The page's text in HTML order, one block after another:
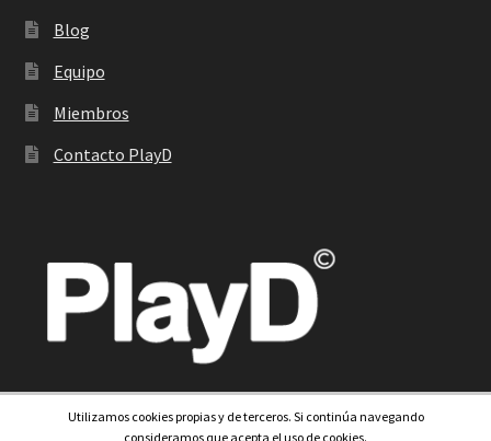
Blog
Equipo
Miembros
Contacto PlayD
Utilizamos cookies propias y de terceros. Si continúa navegando
consideramos que acepta el uso de cookies.